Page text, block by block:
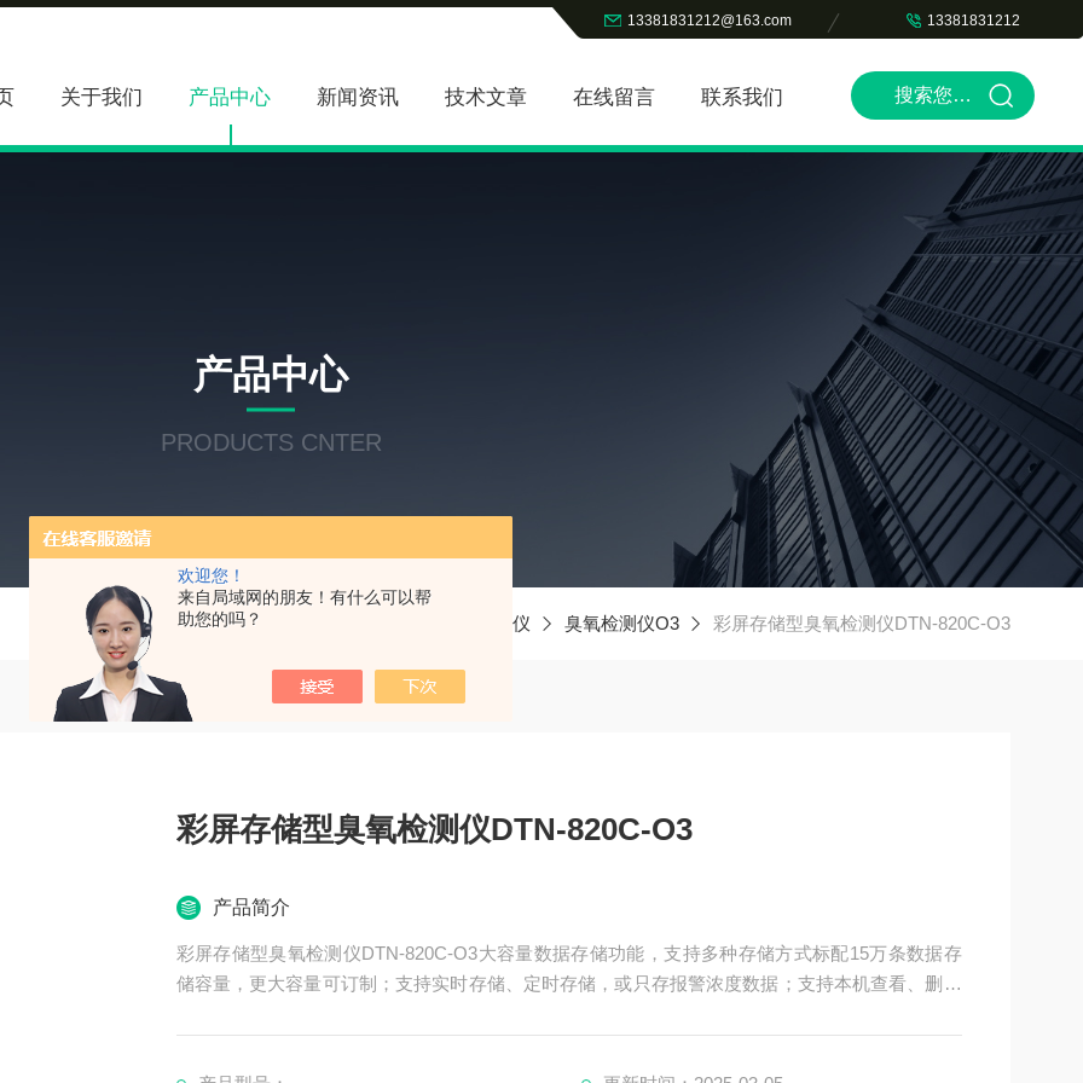
欢迎您！
来自局域网的朋友！有什么可以帮
助您的吗？
13381831212@163.com 13381831212
关于我们 产品中心 新闻资讯 技术文章 在线留言 联系我们
产品中心
PRODUCTS CNTER
当前位置：首页 气体检测报警仪 臭氧检测仪O3 彩屏存储型臭氧检测仪DTN-820C-O3
彩屏存储型臭氧检测仪DTN-820C-O3
产品简介
彩屏存储型臭氧检测仪DTN-820C-O3大容量数据存储功能，支持多种存储方式标配15万条数据存
储容量，更大容量可订制；支持实时存储、定时存储，或只存报警浓度数据；支持本机查看、删除